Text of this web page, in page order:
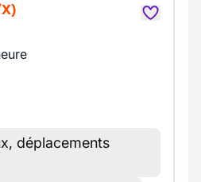
déplacements